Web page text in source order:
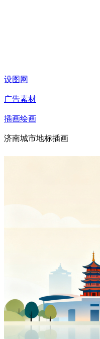
设图网
广告素材
插画绘画
济南城市地标插画